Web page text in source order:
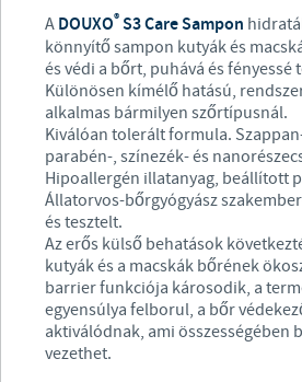
A DOUXO®S3 Care Sampon
könnyítő sampon kutyák és
és védi a bőrt, puhává és fényessé
Különösen kímélő hatású,
alkalmas bármilyen szőrtípusnál.
Kiválóan tolerált formula.
parabén-, színezék- és
Hipoallergén illatanyag, beállított
Állatorvos-bőrgyógyász
és tesztelt.
Az erős külső behatások
kutyák és a macskák bőrének
barrier funkciója károsodik, a
egyensúlya felborul, a bőr
aktiválódnak, ami összességében
vezethet.